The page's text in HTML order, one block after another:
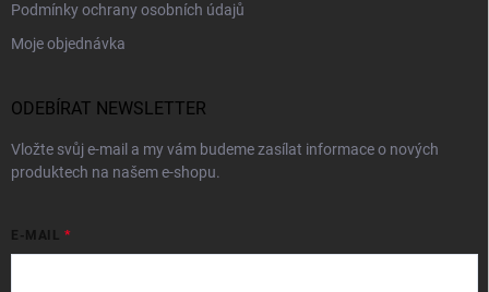
Podmínky ochrany osobních údajů
Moje objednávka
ODEBÍRAT NEWSLETTER
Vložte svůj e-mail a my vám budeme zasílat informace o nových
produktech na našem e-shopu.
E-MAIL